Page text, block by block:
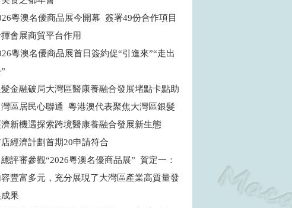
粵澳名優商品展今開幕 簽署49份合作項目
會展商貿平台作用
粵澳名優商品展首日簽約促“引進來”“走出
金融破局大灣區醫康養融合發展堵點卡點助
灣區居民心聯通 粵港澳代表聚焦大灣區銀髮
新機遇探索跨境醫康養融合發展新生態
經濟計劃首期20申請符合
評審參觀“2026粵澳名優商品展” 賀定一：
容豐富多元，充分展現了大灣區產業高質量發
成果